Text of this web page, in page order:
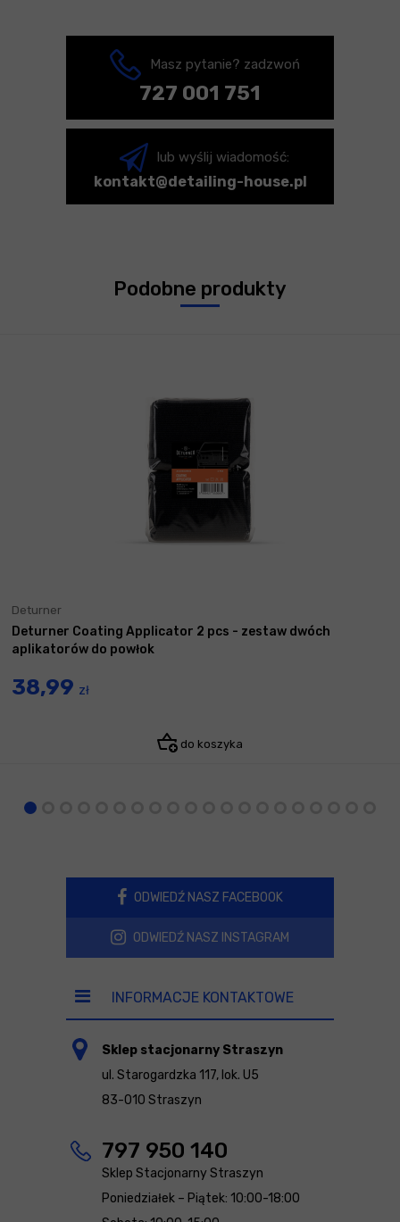
Masz pytanie? zadzwoń
727 001 751
lub wyślij wiadomość:
kontakt@detailing-house.pl
Podobne produkty
Deturner
Deturner Coating Applicator 2 pcs - zestaw dwóch
aplikatorów do powłok
38,99 zł
do koszyka
ODWIEDŹ NASZ FACEBOOK
ODWIEDŹ NASZ INSTAGRAM
INFORMACJE KONTAKTOWE
Sklep stacjonarny Straszyn
ul. Starogardzka 117, lok. U5
83-010 Straszyn
797 950 140
Sklep Stacjonarny Straszyn
Poniedziałek – Piątek: 10:00-18:00